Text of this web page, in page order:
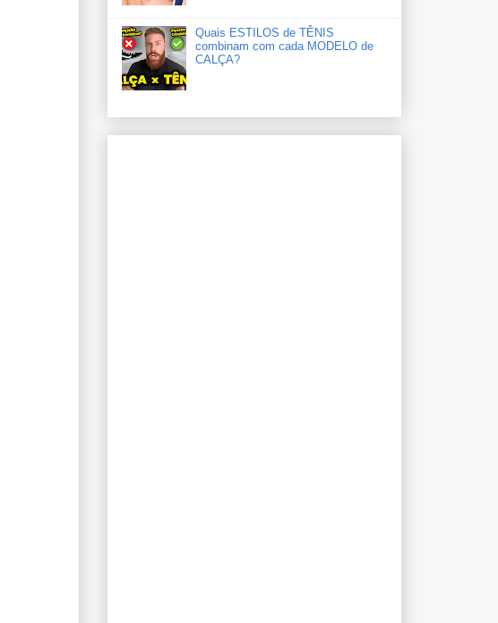
Quais ESTILOS de TÊNIS
combinam com cada MODELO de
CALÇA?